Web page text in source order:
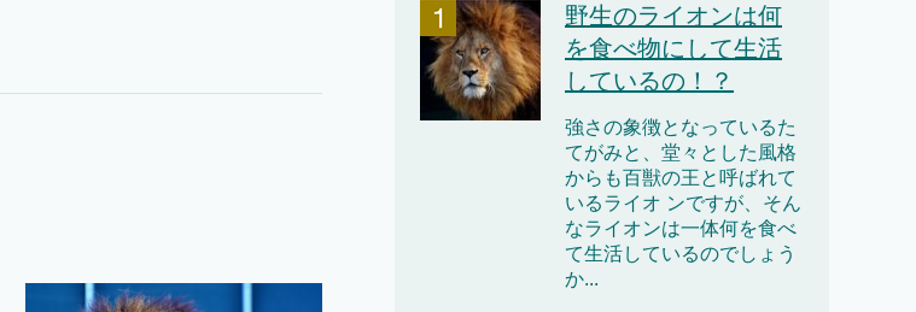
野生のライオンは何
を食べ物にして生活
しているの！？
強さの象徴となっているた
てがみと、堂々とした風格
からも百獣の王と呼ばれて
いるライオ ンですが、そん
なライオンは一体何を食べ
て生活しているのでしょう
か...